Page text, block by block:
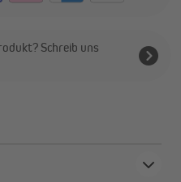
Schreib uns